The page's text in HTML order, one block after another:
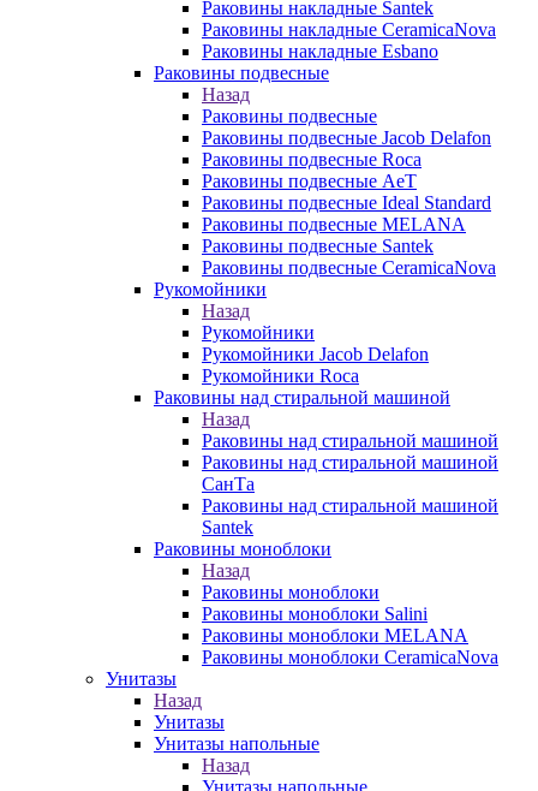
Раковины накладные Santek
Раковины накладные CeramicaNova
Раковины накладные Esbano
Раковины подвесные
Назад
Раковины подвесные
Раковины подвесные Jacob Delafon
Раковины подвесные Roca
Раковины подвесные AeT
Раковины подвесные Ideal Standard
Раковины подвесные MELANA
Раковины подвесные Santek
Раковины подвесные CeramicaNova
Рукомойники
Назад
Рукомойники
Рукомойники Jacob Delafon
Рукомойники Roca
Раковины над стиральной машиной
Назад
Раковины над стиральной машиной
Раковины над стиральной машиной
СанТа
Раковины над стиральной машиной
Santek
Раковины моноблоки
Назад
Раковины моноблоки
Раковины моноблоки Salini
Раковины моноблоки MELANA
Раковины моноблоки CeramicaNova
Унитазы
Назад
Унитазы
Унитазы напольные
Назад
Унитазы напольные